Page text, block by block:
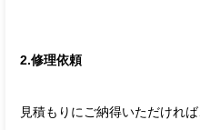
2.修理依頼
見積もりにご納得いただけれ